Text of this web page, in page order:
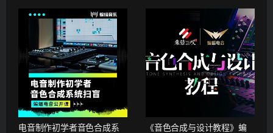
电音制作初学者音色合成系
《音色合成与设计教程》蝙